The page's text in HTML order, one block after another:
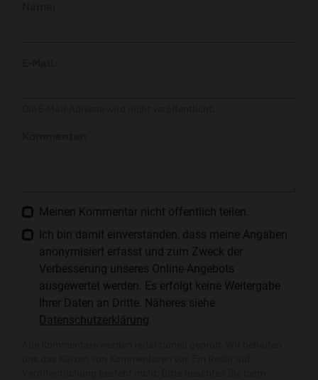
Meinen Kommentar nicht öffentlich teilen.
Ich bin damit einverstanden, dass meine Angaben
anonymisiert erfasst und zum Zweck der
Verbesserung unseres Online-Angebots
ausgewertet werden. Es erfolgt keine Weitergabe
Ihrer Daten an Dritte. Näheres siehe
Datenschutzerklärung